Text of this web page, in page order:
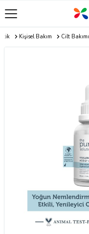
Kişisel Bakım Cilt Bakımı